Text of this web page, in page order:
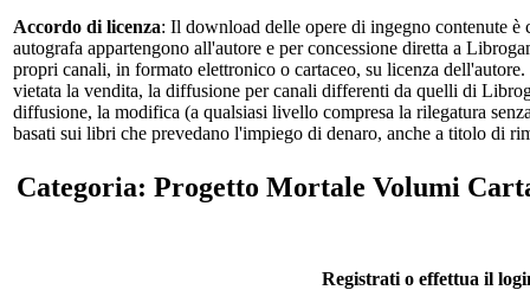
Accordo di licenza: Il download delle opere di ingegno contenute
autografa appartengono all'autore e per concessione diretta a
propri canali, in formato elettronico o cartaceo, su licenza
vietata la vendita, la diffusione per canali differenti da quelli di
diffusione, la modifica (a qualsiasi livello compresa la rilegatura
basati sui libri che prevedano l'impiego di denaro, anche a titolo di
Categoria: Progetto Mortale Volumi
Registrati o effettua il